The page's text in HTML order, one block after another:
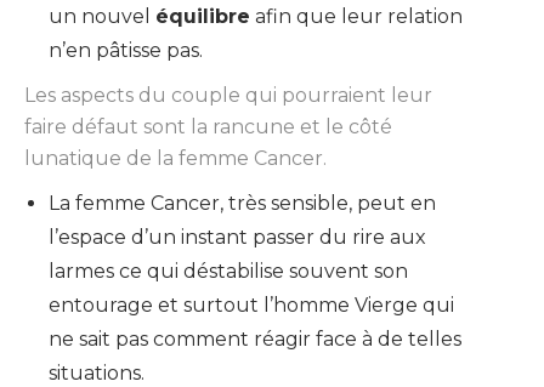
un nouvel équilibre afin que leur relation
n’en pâtisse pas.
Les aspects du couple qui pourraient leur
faire défaut sont la rancune et le côté
lunatique de la femme Cancer.
La femme Cancer, très sensible, peut en
l’espace d’un instant passer du rire aux
larmes ce qui déstabilise souvent son
entourage et surtout l’homme Vierge qui
ne sait pas comment réagir face à de telles
situations.